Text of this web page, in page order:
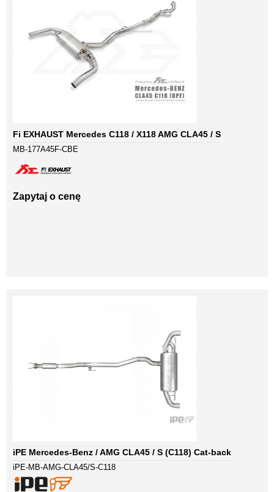
Fi EXHAUST Mercedes C118 / X118 AMG CLA45 / S
MB-177A45F-CBE
Zapytaj o cenę
iPE Mercedes-Benz / AMG CLA45 / S (C118) Cat-back
iPE-MB-AMG-CLA45/S-C118